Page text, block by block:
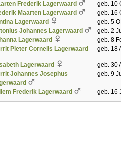
Frederik Lagerwaard
geb. 10
Maarten Lagerwaard
geb. 16
Lagerwaard
geb. 5
Johannes Lagerwaard
geb. 2
Lagerwaard
geb. 8
Pieter Cornelis Lagerwaard
geb. 18
Lagerwaard
geb. 30
Johannes Josephus
geb. 9
Frederik Lagerwaard geb. 16